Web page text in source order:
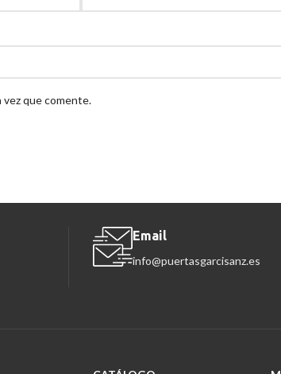
vez que comente.
Email
info@puertasgarcisanz.es